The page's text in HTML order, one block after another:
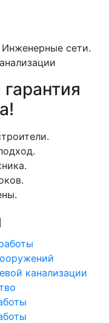
канализации